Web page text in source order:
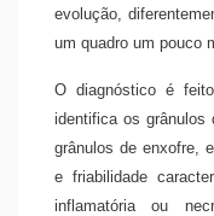
evolução,
um quadro um pouco
O diagnóstico é
identifica os grânulos
grânulos de enxofre,
e friabilidade
inflamatória ou